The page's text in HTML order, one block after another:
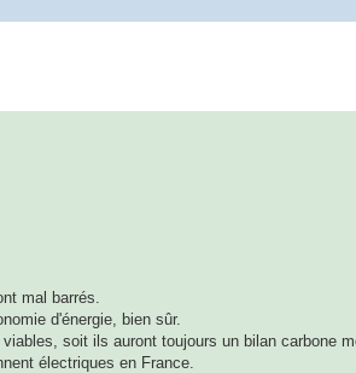
mal barrés.
d'énergie, bien sûr.
soit ils auront toujours un bilan carbone
électriques en France.